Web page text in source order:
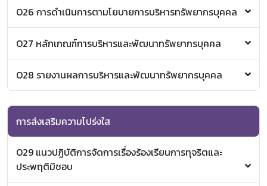
แนวปฏิบัติการสนับสนุนการพัฒนาบุคลากร พ.ศ. 2564
แผนบริหารงานบุคลวิทยาลัยการศึกษาตลอดชีวิต (พ.ศ.
2565 - 2568)
O26 การดำเนินการตามโยบายการบริหารทรัพยากรบุคคล
รายงานผลการบรรจุและแต่งตั้งบุคลากร รอบ 6 เดือน
ปีงบประมาณ พ.ศ.2564
O27 หลักเกณฑ์การบริหารและพัฒนาทรัพยากรบุคคล
หลักเกณฑ์การคัดเลือกบรรจุพนักงานมหาวิทยาลัย
ชั่วคราว(พนักงานส่วนงาน) สังกัดวิทยาลัยการศึกษา
ตลอดชีวิต
หลักเกณฑ์การบรรจุ/การจ้าง/การย้าย/การตัดโอน/การ
ลาออก
หลักเกณฑ์การประเมินผลการปฏิบัติงานบุคลากร
O28 รายงานผลการบริหารและพัฒนาทรัพยากรบุคคล
การส่งเสริมความโปร่งใส
O29 แนวปฏิบัติการจัดการเรื่องร้องเรียนการทุจริตและ
ประพฤติมิชอบ